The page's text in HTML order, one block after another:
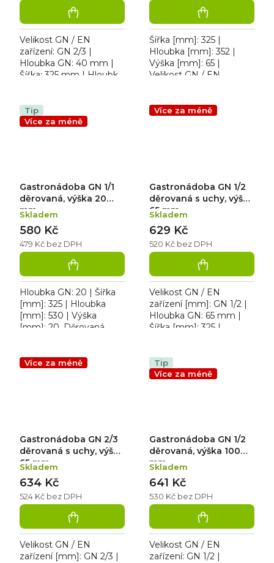
Velikost GN / EN
zařízení: GN 2/3 |
Hloubka GN: 40 mm |
Šířka: 325 mm | Hloubka:
Šířka [mm]: 325 |
Hloubka [mm]: 352 |
Výška [mm]: 65 |
Velikost GN / EN
Tip
Více za méně
Gastronádoba GN 1/1
děrovaná, výška 20
mm
Skladem
479 Kč bez DPH
580 Kč
Hloubka GN: 20 | Šířka
[mm]: 325 | Hloubka
[mm]: 530 | Výška
[mm]: 20. Děrovaná
Více za méně
Gastronádoba GN 1/2
děrovaná s uchy, výška
65 mm
Skladem
520 Kč bez DPH
629 Kč
Velikost GN / EN
zařízení [mm]: GN 1/2 |
Hloubka GN: 65 mm |
Šířka [mm]: 325 |
Gastronádoba 1/2
děrovaná s uchy pro...
Více za méně
Gastronádoba GN 2/3
děrovaná s uchy, výška
65 mm
Skladem
524 Kč bez DPH
634 Kč
Velikost GN / EN
zařízení [mm]: GN 2/3 |
Tip
Více za méně
Gastronádoba GN 1/2
děrovaná, výška 100
mm
Skladem
530 Kč bez DPH
641 Kč
Velikost GN / EN
zařízení: GN 1/2 |